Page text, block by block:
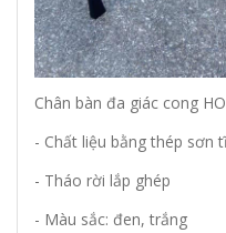
Chân bàn đa giác cong
- Chất liệu bằng thép sơn
- Tháo rời lắp ghép
- Màu sắc: đen, trắng